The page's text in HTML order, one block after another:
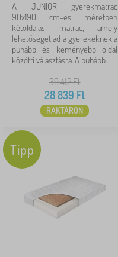
A JUNIOR gyerekmatrac
90x190 cm-es méretben
kétoldalas matrac, amely
lehetőséget ad a gyerekeknek a
puhább és keményebb oldal
közötti választásra. A puhább...
39 412Ft
28 839 Ft
RAKTÁRON
Tipp